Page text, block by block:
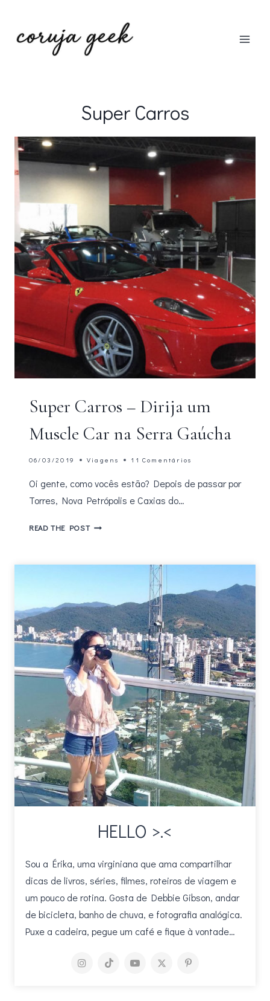
Super Carros
Super Carros – Dirija um
Muscle Car na Serra Gaúcha
06/03/2019 Viagens 11 Comentários
Oi gente, como vocês estão? Depois de passar por
Torres, Nova Petrópolis e Caxias do…
READ THE POSTSUPER
DIRIJA
CAR
NA
SERRA
GAÚCHA
HELLO >.<
Sou a Érika, uma virginiana que ama compartilhar
dicas de livros, séries, filmes, roteiros de viagem e
um pouco de rotina. Gosta de Debbie Gibson, andar
de bicicleta, banho de chuva, e fotografia analógica.
Puxe a cadeira, pegue um café e fique à vontade…